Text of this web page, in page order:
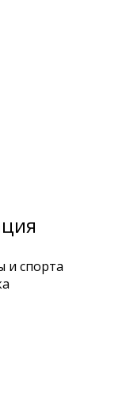
и спорта